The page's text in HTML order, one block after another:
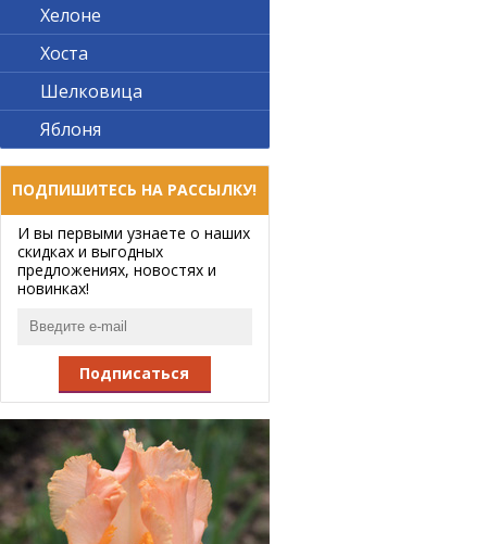
Хелоне
Хоста
Шелковица
Яблоня
ПОДПИШИТЕСЬ НА РАССЫЛКУ!
И вы первыми узнаете о наших
скидках и выгодных
предложениях, новостях и
новинках!
Подписаться